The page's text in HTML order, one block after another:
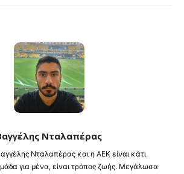
Νταλαπέρας
Νταλαπέρας και η ΑΕΚ είναι κάτι
για μένα, είναι τρόπος ζωής. Μεγάλωσα